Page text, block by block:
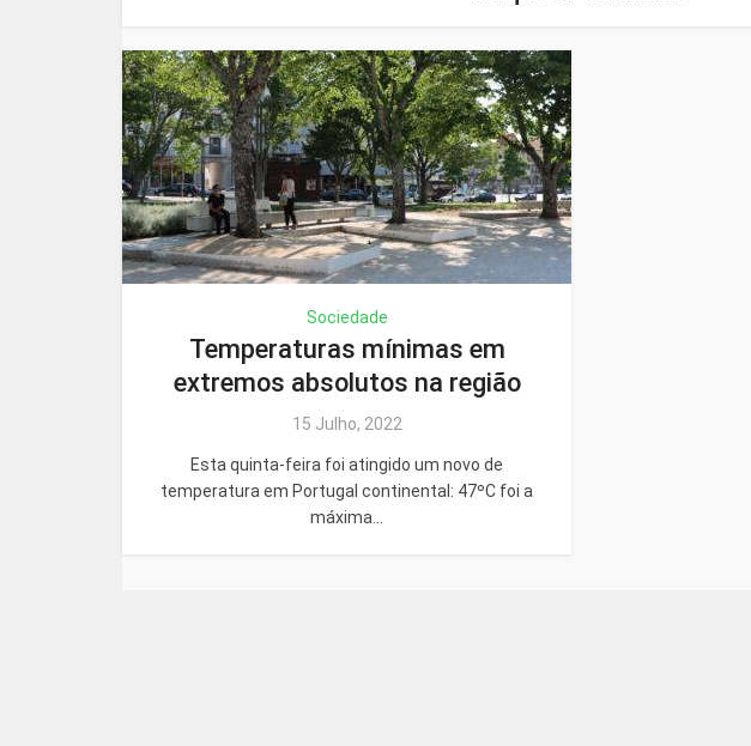
Sociedade
Temperaturas mínimas em
extremos absolutos na região
15 Julho, 2022
Esta quinta-feira foi atingido um novo de
temperatura em Portugal continental: 47ºC foi a
máxima...